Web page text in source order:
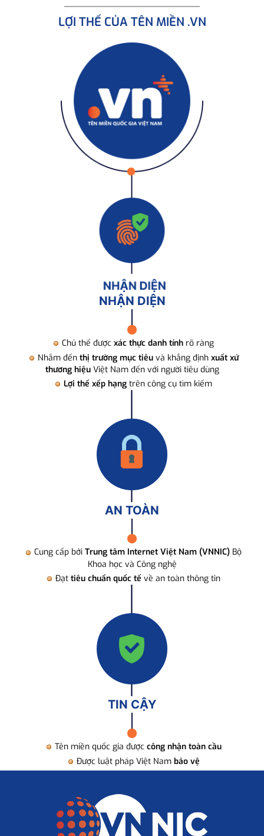
LỢI THẾ CỦA TÊN MIỀN .VN
NHẬN DIỆN
Chủ thể được xác thực danh tính rõ ràng
Nhắm đến thị trường mục tiêuvà khẳng định xuất xứ
thương hiệuViệt Nam đến với người tiêu dùng
Lợi thế xếp hạng trên công cụ tìm kiếm
AN TOÀN
Cung cấp bởi Trung tâm Internet Việt Nam (VNNIC) Bộ
Khoa học và Công nghệ
Đạt tiêu chuẩn quốc tế về an toàn thông tin
TIN CẬY
Tên miền quốc gia được công nhận toàn cầu
Được luật pháp Việt Nam bảo vệ